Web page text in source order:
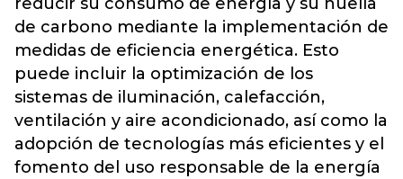
de carbono mediante la implementación de
medidas de eficiencia energética. Esto
puede incluir la optimización de los
sistemas de iluminación, calefacción,
ventilación y aire acondicionado, así como la
adopción de tecnologías más eficientes y el
fomento del uso responsable de la energía